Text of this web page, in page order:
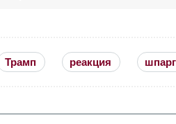
Трамп реакция